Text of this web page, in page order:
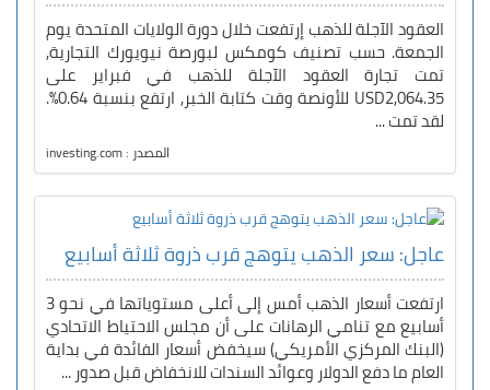
العقود الآجلة للذهب إرتفعت خلال دورة الولايات المتحدة يوم
الجمعة. حسب تصنيف كومكس لبورصة نيويورك التجارية,
تمت تجارة العقود الآجلة للذهب في فبراير على
USD2,064.35 للأونصة وقت كتابة الخبر, ارتفع بنسبة 0.64%.
لقد تمت ...
المصدر : investing.com
عاجل: سعر الذهب يتوهج قرب ذروة ثلاثة أسابيع
ارتفعت أسعار الذهب أمس إلى أعلى مستوياتها في نحو 3
أسابيع مع تنامي الرهانات على أن مجلس الاحتياط الاتحادي
(البنك المركزي الأمريكي) سيخفض أسعار الفائدة في بداية
العام ما دفع الدولار وعوائد السندات للانخفاض قبل صدور ...